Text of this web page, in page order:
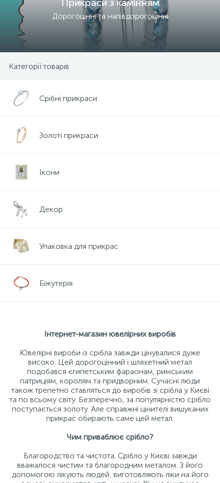
Дорогоцінні та напівдорогоцінні
Категорії товарів
Срібні прикраси
Золоті прикраси
Ікони
Декор
Упаковка для прикрас
Біжутерія
Інтернет-магазин ювелірних виробів
Ювелірні вироби із срібла завжди цінувалися дуже
високо. Цей дорогоцінний і шляхетний метал
подобався єгипетським фараонам, римським
патриціям, королям та придворним. Сучасні люди
також трепетно ​​ставляться до виробів зі срібла у Києві
та по всьому світу. Безперечно, за популярністю срібло
поступається золоту. Але справжні цінителі вишуканих
прикрас обирають саме цей метал.
Чим приваблює срібло?
Благородство та чистота. Срібло у Києві завжди
вважалося чистим та благородним металом. З його
допомогою лікують людей, виготовляють ліки на його